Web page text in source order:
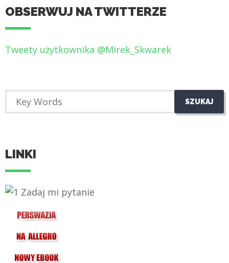
OBSERWUJ NA TWITTERZE
Tweety użytkownika @Mirek_Skwarek
LINKI